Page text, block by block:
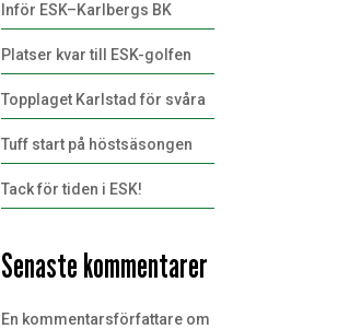
Inför ESK–Karlbergs BK
Platser kvar till ESK-golfen
Topplaget Karlstad för svåra
Tuff start på höstsäsongen
Tack för tiden i ESK!
Senaste kommentarer
En kommentarsförfattare om